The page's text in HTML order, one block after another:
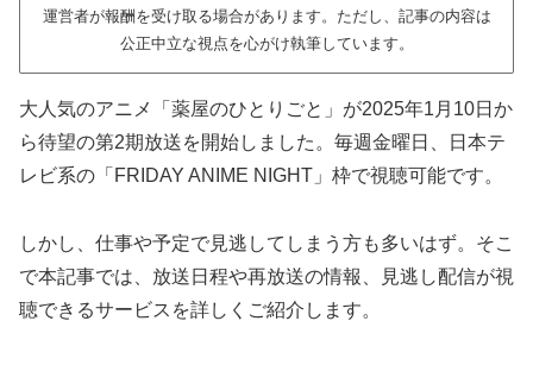
運営者が報酬を受け取る場合があります。ただし、記事の内容は
公正中立な視点を心がけ執筆しています。
大人気のアニメ「薬屋のひとりごと」が2025年1月10日か
ら待望の第2期放送を開始しました。毎週金曜日、日本テ
レビ系の「FRIDAY ANIME NIGHT」枠で視聴可能です。
しかし、仕事や予定で見逃してしまう方も多いはず。そこ
で本記事では、放送日程や再放送の情報、見逃し配信が視
聴できるサービスを詳しくご紹介します。